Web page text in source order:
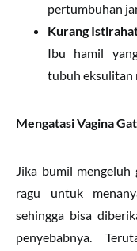
pertumbuhan
Kurang
Ibu hamil
tubuh eksulitan
Mengatasi Vagina
Jika bumil mengeluh
ragu untuk
sehingga bisa
penyebabnya.